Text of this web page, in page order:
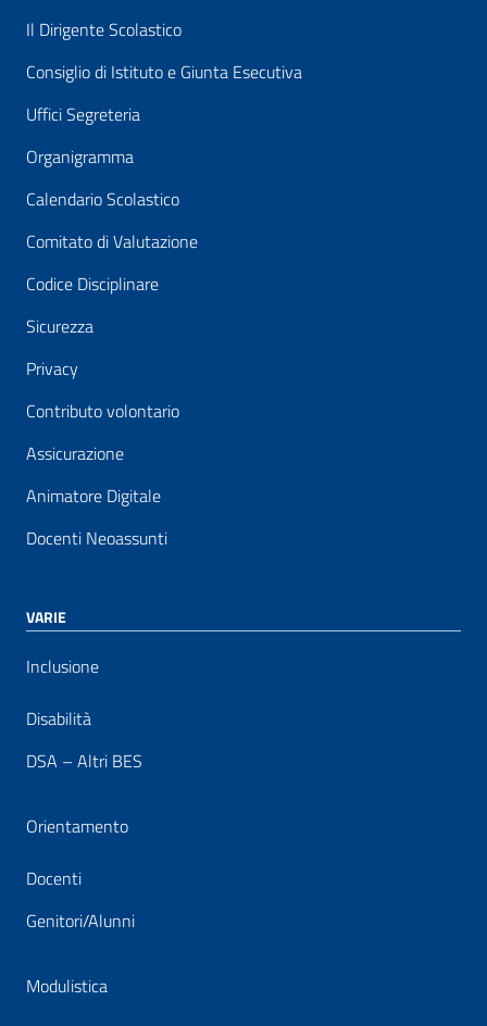
Il Dirigente Scolastico
Consiglio di Istituto e Giunta Esecutiva
Uffici Segreteria
Organigramma
Calendario Scolastico
Comitato di Valutazione
Codice Disciplinare
Sicurezza
Privacy
Contributo volontario
Assicurazione
Animatore Digitale
Docenti Neoassunti
VARIE
Inclusione
Disabilità
DSA – Altri BES
Orientamento
Docenti
Genitori/Alunni
Modulistica